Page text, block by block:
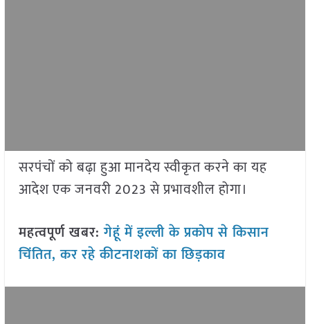
सरपंचों को बढ़ा हुआ मानदेय स्वीकृत करने का यह
आदेश एक जनवरी 2023 से प्रभावशील होगा।
महत्वपूर्ण खबर:गेहूं में इल्ली के प्रकोप से किसान
चिंतित, कर रहे कीटनाशकों का छिड़काव